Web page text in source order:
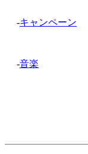
-キャンペーン
-音楽